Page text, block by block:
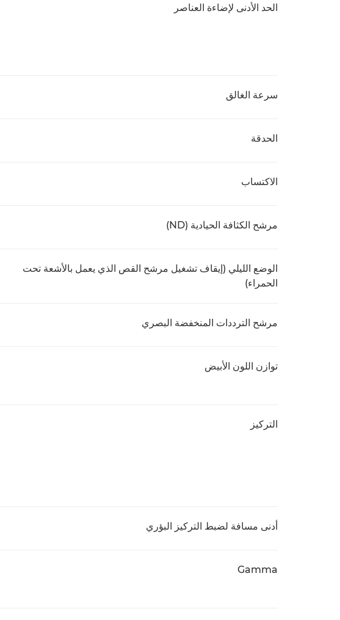
الحد الأدنى لإضاءة العناصر
سرعة الغالق
الحدقة
الاكتساب
مرشح الكثافة الحيادية (ND)
الوضع الليلي (إيقاف تشغيل مرشح القص الذي يعمل بالأشعة تحت
الحمراء)
مرشح الترددات المنخفضة البصري
توازن اللون الأبيض
التركيز
أدنى مسافة لضبط التركيز البؤري
Gamma